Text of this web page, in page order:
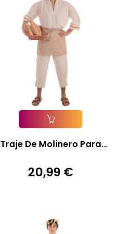
Añadir A La Cesta
Traje De Molinero Para
Precio
20,99 €